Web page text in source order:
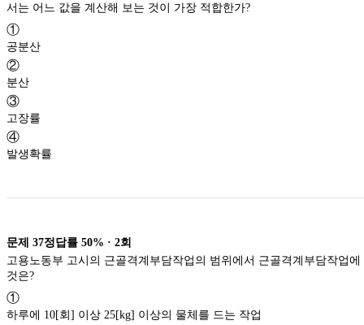
서는 어느 값을 계산해 보는 것이 가장 적합한가?
①
공분산
②
분산
③
고장률
④
발생확률
문제 37정답률 50% · 2회
고용노동부 고시의 근골격계부담작업의 범위에서 근골격계부담작업
것은?
①
하루에 10[회] 이상 25[kg] 이상의 물체를 드는 작업